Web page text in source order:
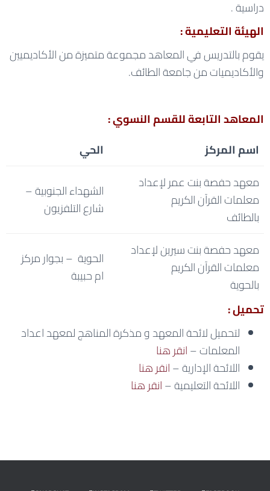
دراسية .
الهيئة التعليمية :
يقوم بالتدريس في المعاهد مجموعة متميزة من الأكاديميين
والأكاديميات من جامعة الطائف.
المعاهد التابعة للقسم النسوي :
اسم المركز
الحي
معهد حفصة بنت عمر لإعداد
معلمات القرآن الكريم
بالطائف
الشهداء الجنوبية –
شارع التلفزيون
معهد حفصة بنت سيرين لإعداد
معلمات القرآن الكريم
بالحوية
الحوية – بجوار مركز
ام حبيبة
تحميل :
لتحميل لائحة المعهد و مذكرة المناهج لمعهد اعداد
المعلمات –انقر هنا
اللائحة الإدارية –انقر هنا
اللائحة التعليمية –انقر هنا